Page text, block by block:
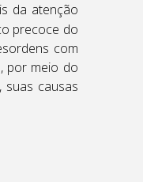
da atenção
precoce do
com
por meio do
suas causas